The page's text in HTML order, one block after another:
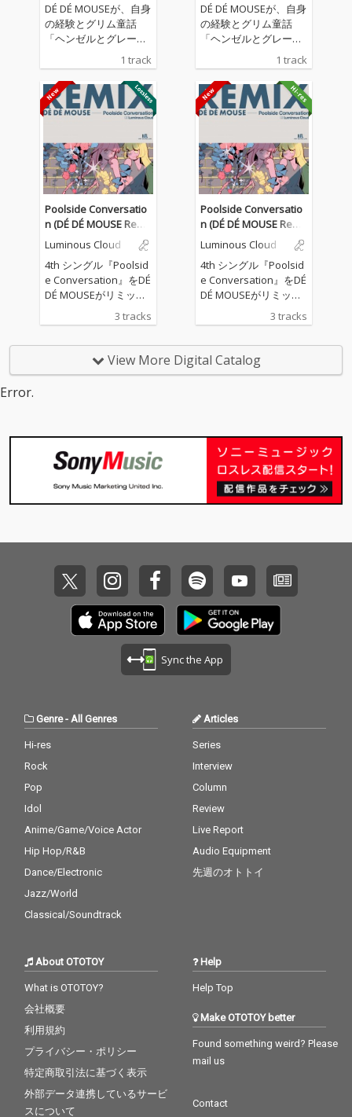
DÉ DÉ MOUSEが、自身
の経験とグリム童話
「ヘンゼルとグレーテ
クメルヘンボカロ『ベ
ルゼブブのグレーテ
ル』をリリース！ 蝿の
羽音から始まる今作
ック的な和音構成とア
ンサンブルに荒れたタ
ブラ、割れまくったサ
ブベース、無機質なが
ら不快感と怒りを体現
した調声された初音ミ
クの歌全てが歪んだ、
幻想的で不快感マック
スなダークメルヘンモ
ダンバレエボカロ！
1 track
DÉ DÉ MOUSEが、自身
の経験とグリム童話
「ヘンゼルとグレーテ
ル」を題材にしたダー
クメルヘンボカロ『ベ
ルゼブブのグレーテ
ル』をリリース！ 蝿の
羽音から始まる今作
ック的な和音構成とア
ンサンブルに荒れたタ
ブラ、割れまくったサ
ブベース、無機質なが
ら不快感と怒りを体現
した調声された初音ミ
クの歌全てが歪んだ、
幻想的で不快感マック
スなダークメルヘンモ
ダンバレエボカロ！
1 track
Poolside Conversatio
n (DÉ DÉ MOUSE Remi
x)Luminous Cloud
4th シングル『Poolsid
e Conversation』をDÉ
DÉ MOUSEがリミック
ックスウィング的なア
ーでスロウなイントロ
からのアッパーなテン
3 tracks
Poolside Conversatio
n (DÉ DÉ MOUSE Remi
x)Luminous Cloud
4th シングル『Poolsid
e Conversation』をDÉ
DÉ MOUSEがリミック
ックスウィング的なア
ーでスロウなイントロ
からのアッパーなテン
3 tracks
View More Digital Catalog
Error.
Sync the App
Genre- All Genres
Hi-res
Rock
Pop
Idol
Anime/Game/Voice Actor
Hip Hop/R&B
Dance/Electronic
Jazz/World
Classical/Soundtrack
Articles
Series
Interview
Column
Review
Live Report
Audio Equipment
先週のオトトイ
About OTOTOY
What is OTOTOY?
会社概要
利用規約
プライバシー・ポリシー
特定商取引法に基づく表示
外部データ連携しているサービ
スについて
Help
Help Top
Make OTOTOY better
Found something weird? Please
mail us
Contact